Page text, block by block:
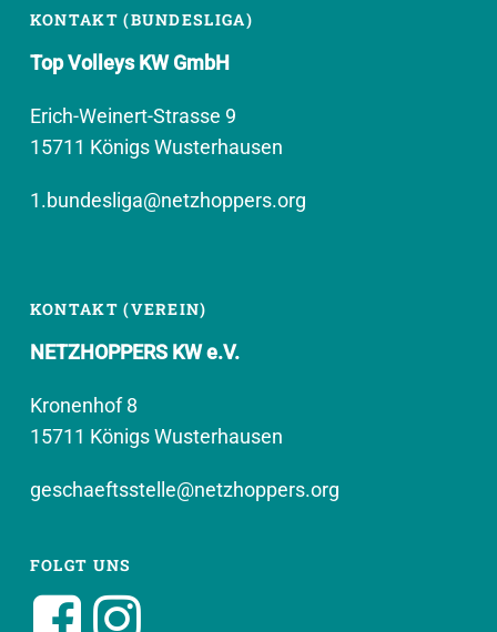
KONTAKT (BUNDESLIGA)
Top Volleys KW GmbH
Erich-Weinert-Strasse 9
15711 Königs Wusterhausen
1.bundesliga@netzhoppers.org
KONTAKT (VEREIN)
NETZHOPPERS KW e.V.
Kronenhof 8
15711 Königs Wusterhausen
geschaeftsstelle@netzhoppers.org
FOLGT UNS